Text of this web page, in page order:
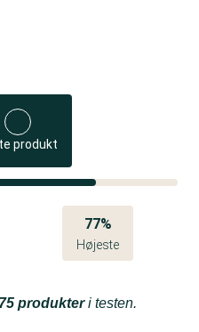
produkt
77%
Højeste
produkteri testen.